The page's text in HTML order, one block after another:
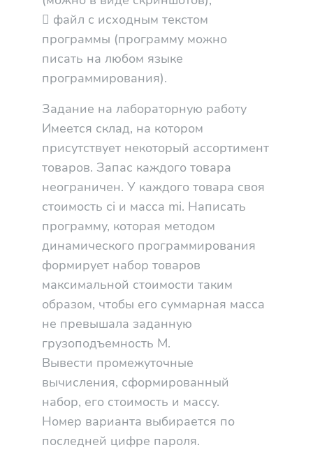
 файл с исходным текстом
программы (программу можно
писать на любом языке
программирования).
Задание на лабораторную работу
Имеется склад, на котором
присутствует некоторый ассортимент
товаров. Запас каждого товара
неограничен. У каждого товара своя
стоимость сi и масса mi. Написать
программу, которая методом
динамического программирования
формирует набор товаров
максимальной стоимости таким
образом, чтобы его суммарная масса
не превышала заданную
грузоподъемность М.
Вывести промежуточные
вычисления, сформированный
набор, его стоимость и массу.
Номер варианта выбирается по
последней цифре пароля.